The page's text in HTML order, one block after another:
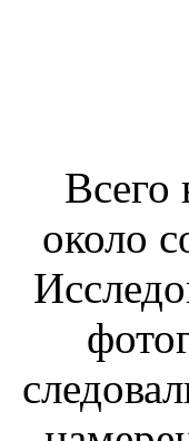
Всего
около